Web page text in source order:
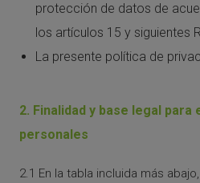
protección de datos de
los artículos 15 y siguientes
La presente política de
2. Finalidad y base legal
personales
2.1 En la tabla incluida más